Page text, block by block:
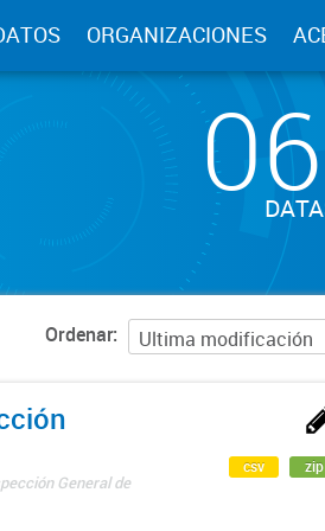
ORGANIZACIONES
Ordenar
General de
csv zip